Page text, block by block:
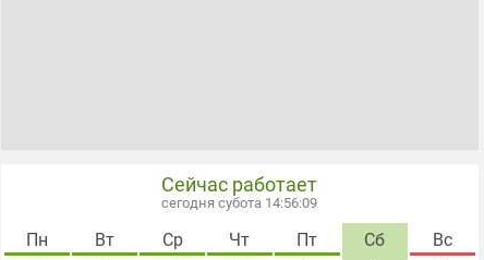
Сейчас работает
сегодня субота 14:56:10
Пн Вт Ср Чт Пт Сб Вс